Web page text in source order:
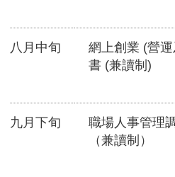
八月中旬
網上創業 (營
書 (兼讀制)
九月下旬
職場人事管理
（兼讀制）